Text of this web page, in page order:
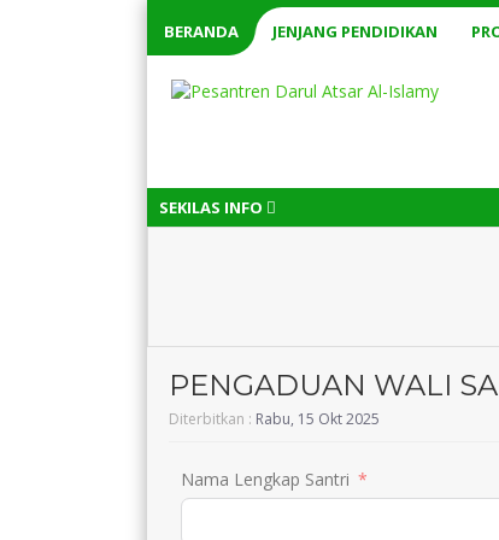
BERANDA JENJANG PENDIDIKAN
SEKILAS INFO
PENGADUAN WALI
Diterbitkan : Rabu, 15 Okt 2025
Nama Lengkap Santri